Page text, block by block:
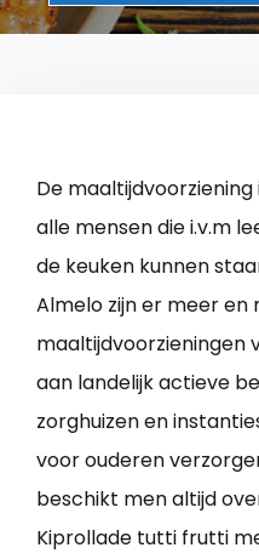
De
alle mensen die i.v.m
de keuken kunnen
Almelo zijn er meer en
maaltijdvoorzieningen
aan landelijk actieve
zorghuizen en
voor ouderen
beschikt men altijd
Kiprollade tutti frutti